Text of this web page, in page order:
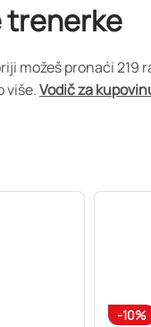
trenerke
možeš pronaći 219
više.Vodič za
-10%